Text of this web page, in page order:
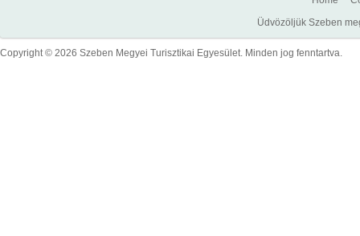
Üdvözöljük Szeben
Copyright © 2026 Szeben Megyei Turisztikai Egyesület. Minden jog fenntartva.